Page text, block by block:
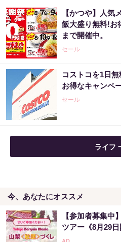
アマゾン1位「
PR（ハーブ健康本舗）
「2027年の宝く
が暴露
PR（合同会社デジタ
【かつや】人気
飯大盛り無料!お
まで開催中。
セール
コストコを1日
お得なキャンペ
セール
ライフ
今、あなたにオススメ
【参加者募集中
ツアー《8月29日